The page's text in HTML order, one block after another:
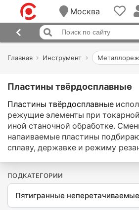
Москва
Главная Инструмент
Пластины твёрдосплавные
Пластины твёрдосплавные
режущие элементы при
иной станочной обработке.
напаиваемые пластины
сплаву, державке и режиму
ПОДКАТЕГОРИИ
Пятигранные